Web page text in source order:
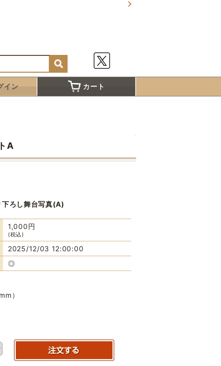
イン カート
A
ろし舞台写真(A)
1,000円
(税込)
2025/12/03 12:00:00
◎
）